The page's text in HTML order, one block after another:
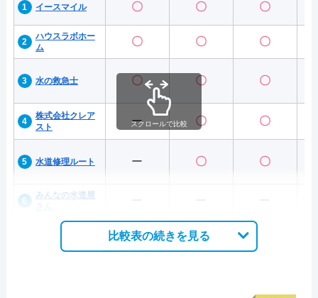
イースマイル 〇 〇 〇
ハウスラボホー
ム
〇 〇 〇
水の救急士 〇 〇 〇
株式会社クレア
スト
ー 〇 〇
水道修理ルート ー 〇 〇
みんなの水道屋
スクロールで比較
比較表の続きを見る